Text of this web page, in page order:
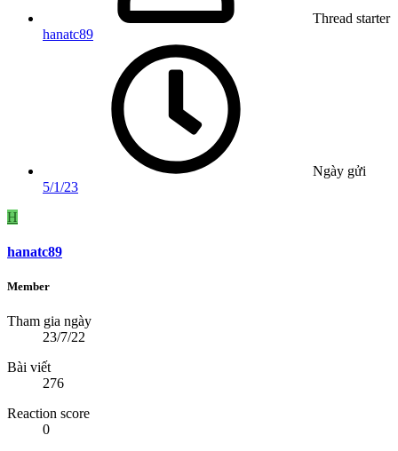
Thread starter
hanatc89
Ngày gửi
5/1/23
H
hanatc89
Member
Tham gia ngày
23/7/22
Bài viết
276
Reaction score
0